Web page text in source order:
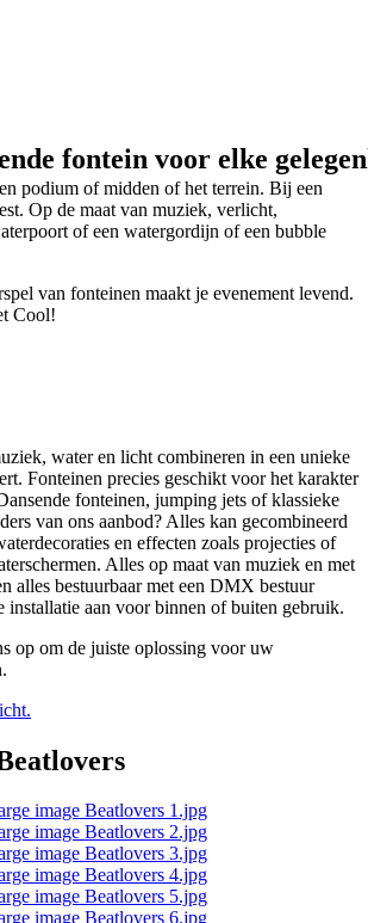
fontein voor elke
podium of midden of het terrein. Bij een
Op de maat van muziek, verlicht,
of een watergordijn of een bubble
van fonteinen maakt je evenement levend.
Cool!
water en licht combineren in een unieke
Fonteinen precies geschikt voor het karakter
fonteinen, jumping jets of klassieke
van ons aanbod? Alles kan gecombineerd
en effecten zoals projecties of
Alles op maat van muziek en met
alles bestuurbaar met een DMX bestuur
installatie aan voor binnen of buiten gebruik.
op om de juiste oplossing voor uw